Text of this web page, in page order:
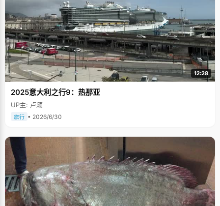
12:28
2025意大利之行9：热那亚
UP主: 卢颖
旅行 • 2026/6/30